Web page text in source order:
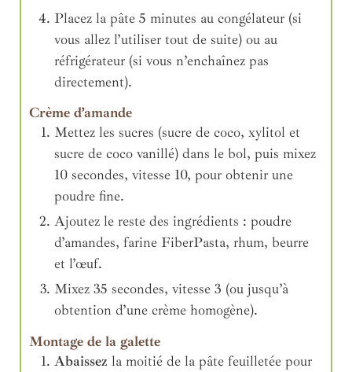
Placez la pâte 5 minutes au congélateur (si
vous allez l’utiliser tout de suite) ou au
réfrigérateur (si vous n’enchaînez pas
directement).
Crème d’amande
Mettez les sucres (sucre de coco, xylitol et
sucre de coco vanillé) dans le bol, puis mixez
10 secondes, vitesse 10, pour obtenir une
poudre fine.
Ajoutez le reste des ingrédients : poudre
d’amandes, farine FiberPasta, rhum, beurre
et l’œuf.
Mixez 35 secondes, vitesse 3 (ou jusqu’à
obtention d’une crème homogène).
Montage de la galette
Abaissez la moitié de la pâte feuilletée pour